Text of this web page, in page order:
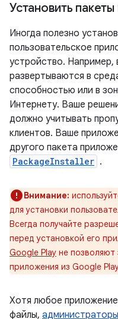
Установить
Иногда полезно
пользовательское
устройство. Например,
развертываются в
способностью или в
Интернету. Ваше
должно учитывать
клиентов. Ваше
другого пакета
PackageInstaller .
Внимание:
для установки
Всегда получайте
перед установкой его
Google Play не позволяют
приложения из Google
Хотя любое
файлы, администраторы